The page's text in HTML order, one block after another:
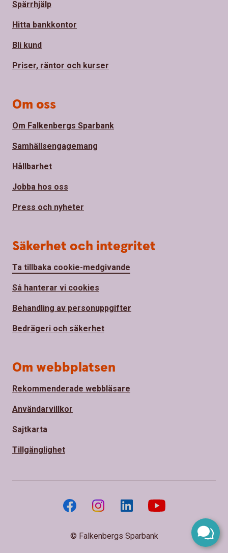
Spärrhjälp
Hitta bankkontor
Bli kund
Priser, räntor och kurser
Om oss
Om Falkenbergs Sparbank
Samhällsengagemang
Hållbarhet
Jobba hos oss
Press och nyheter
Säkerhet och integritet
Ta tillbaka cookie-medgivande
Så hanterar vi cookies
Behandling av personuppgifter
Bedrägeri och säkerhet
Om webbplatsen
Rekommenderade webbläsare
Användarvillkor
Sajtkarta
Tillgänglighet
© Falkenbergs Sparbank